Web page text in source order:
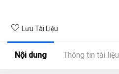
Lưu Tài Liệu
Nội dung Thông tin tài liệu